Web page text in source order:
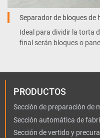
Separador de bloques de
Ideal para dividir la torta
final serán bloques o
PRODUCTOS
Sección de preparación de
Sección automática de
Sección de vertido y